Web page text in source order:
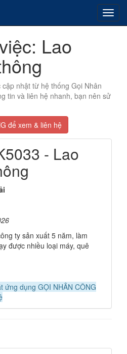
Lao
nhật từ hệ thống Gọi Nhân
tin và liên hệ nhanh, bạn nên sử
để xem & liên hệ
- Lao
ty sản xuất 5 năm, làm
được nhiều loại máy, quê
ứng dụng GỌI NHÂN CÔNG